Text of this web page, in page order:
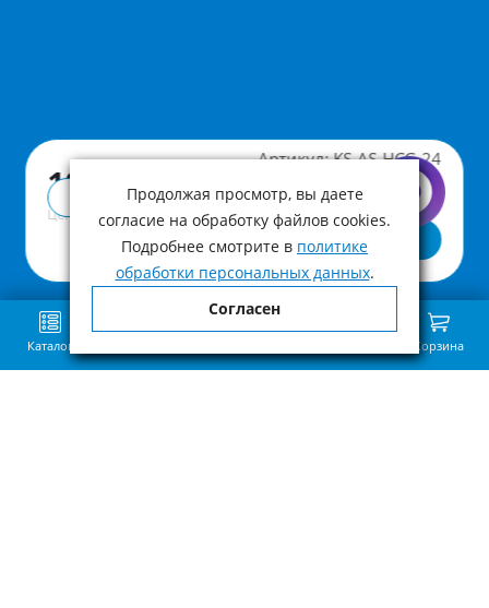
Артикул: KS-AS-HCG-24
10 090 ₽
Цена с учетом НДС
В корзину
Купить в 1 клик
Каталог Корзина
Продолжая просмотр, вы даете
согласие на обработку файлов cookies.
Подробнее смотрите в политике
обработки персональных данных.
Согласен